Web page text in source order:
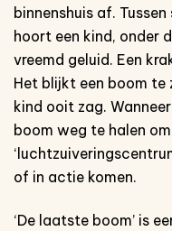
binnenshuis af.
hoort een kind, onder
vreemd geluid. Een
Het blijkt een boom te
kind ooit zag.
boom weg te halen
of in actie komen.
‘De laatste boom’ is